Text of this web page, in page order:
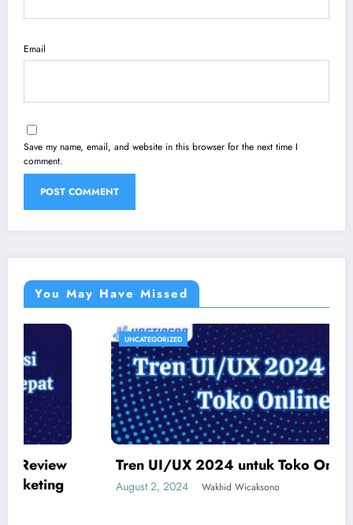
Email
Save my name, email, and website in this browser for the next time I
comment.
You May Have Missed
Tren UI/UX 2024 untuk Toko Online
August 2, 2024 Wakhid Wicaksono